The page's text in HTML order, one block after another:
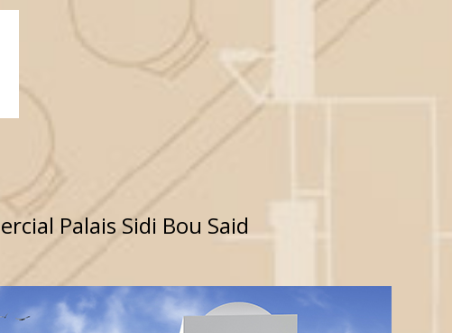
Palais Sidi Bou Said